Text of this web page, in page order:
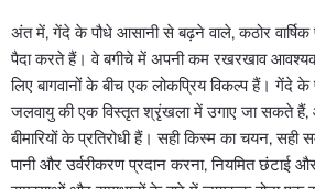
अंत में, गेंदे के पौधे आसानी से बढ़ने वाले, कठोर
पैदा करते हैं। वे बगीचे में अपनी कम रखरखाव
लिए बागवानों के बीच एक लोकप्रिय विकल्प हैं। गेंदे
जलवायु की एक विस्तृत श्रृंखला में उगाए जा सकते हैं,
बीमारियों के प्रतिरोधी हैं। सही किस्म का चयन, सही
पानी और उर्वरीकरण प्रदान करना, नियमित